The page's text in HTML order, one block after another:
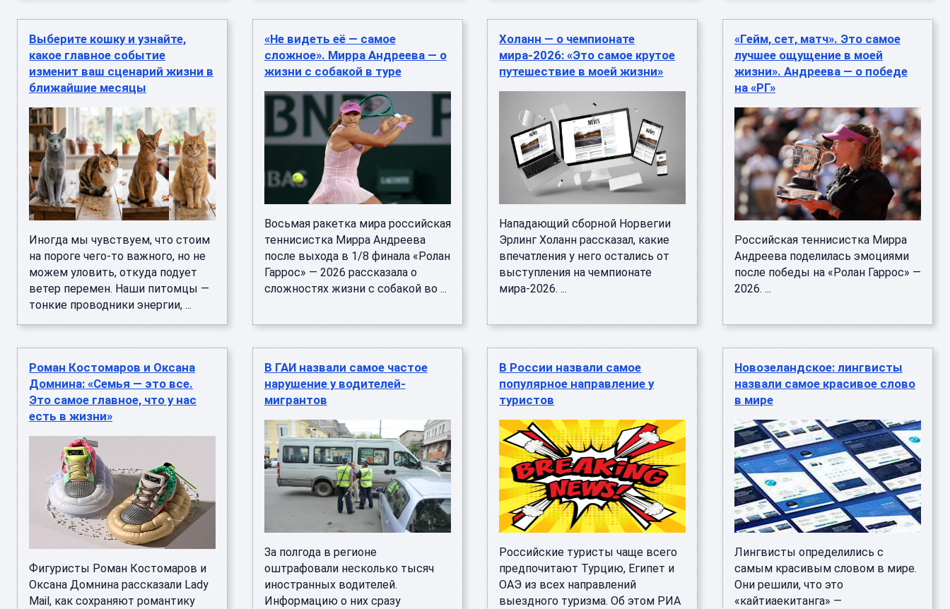
Выберите кошку и узнайте,
какое главное событие
изменит ваш сценарий жизни в
ближайшие месяцы
Иногда мы чувствуем, что стоим
на пороге чего-то важного, но не
можем уловить, откуда подует
ветер перемен. Наши питомцы —
тонкие проводники энергии, ...
«Не видеть её — самое
сложное». Мирра Андреева — о
жизни с собакой в туре
Восьмая ракетка мира российская
теннисистка Мирра Андреева
после выхода в 1/8 финала «Ролан
Гаррос» — 2026 рассказала о
сложностях жизни с собакой во ...
Холанн — о чемпионате
мира-2026: «Это самое крутое
путешествие в моей жизни»
Нападающий сборной Норвегии
Эрлинг Холанн рассказал, какие
впечатления у него остались от
выступления на чемпионате
мира-2026. ...
«Гейм, сет, матч». Это самое
лучшее ощущение в моей
жизни». Андреева — о победе
на «РГ»
Российская теннисистка Мирра
Андреева поделилась эмоциями
после победы на «Ролан Гаррос» —
2026. ...
Роман Костомаров и Оксана
Домнина: «Семья — это все.
Это самое главное, что у нас
есть в жизни»
Фигуристы Роман Костомаров и
Оксана Домнина рассказали Lady
Mail, как сохраняют романтику
В ГАИ назвали самое частое
нарушение у водителей-
мигрантов
За полгода в регионе
оштрафовали несколько тысяч
иностранных водителей.
Информацию о них сразу
В России назвали самое
популярное направление у
туристов
Российские туристы чаще всего
предпочитают Турцию, Египет и
ОАЭ из всех направлений
выездного туризма. Об этом РИА
Новозеландское: лингвисты
назвали самое красивое слово
в мире
Лингвисты определились с
самым красивым словом в мире.
Они решили, что это
«кайтиаекитанга» —